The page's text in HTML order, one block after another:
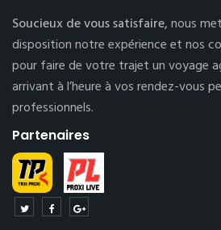
Soucieux de vous satisfaire,nous
disposition notre expérience et nos
pour faire de votre trajet un voyage
arrivant à l’heure à vos rendez-vous
professionnels.
Partenaires